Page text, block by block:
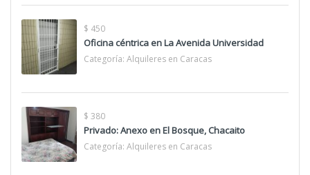
$ 450
Oficina céntrica en La Avenida Universidad
Categoría: Alquileres en Caracas
$ 380
Privado: Anexo en El Bosque, Chacaito
Categoría: Alquileres en Caracas